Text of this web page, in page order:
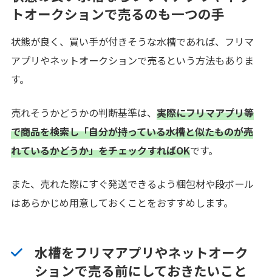
トオークションで売るのも一つの手
状態が良く、買い手が付きそうな水槽であれば、フリマ
アプリやネットオークションで売るという方法もありま
す。
売れそうかどうかの判断基準は、 実際にフリマアプリ等
で商品を検索し「自分が持っている水槽と似たものが売
れているかどうか」をチェックすればOKです。
また、売れた際にすぐ発送できるよう梱包材や段ボール
はあらかじめ用意しておくことをおすすめします。
水槽をフリマアプリやネットオーク
ションで売る前にしておきたいこと